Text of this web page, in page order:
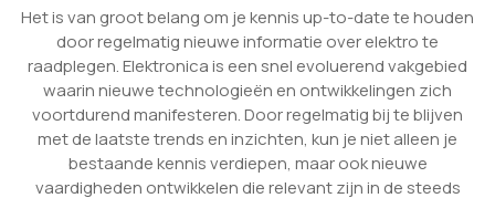
Het is van groot belang om je kennis up-to-date te houden
door regelmatig nieuwe informatie over elektro te
raadplegen. Elektronica is een snel evoluerend vakgebied
waarin nieuwe technologieën en ontwikkelingen zich
voortdurend manifesteren. Door regelmatig bij te blijven
met de laatste trends en inzichten, kun je niet alleen je
bestaande kennis verdiepen, maar ook nieuwe
vaardigheden ontwikkelen die relevant zijn in de steeds